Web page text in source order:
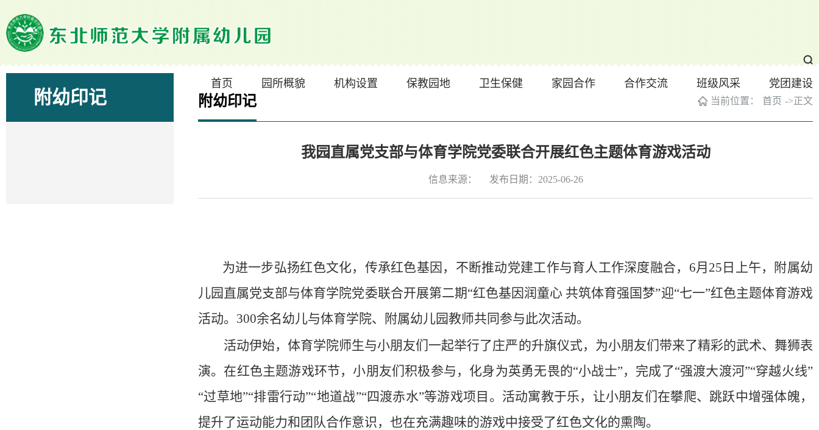
首页 园所概貌 机构设置 保教园地 卫生保健 家园合作 合作交流 班级风采 党团建设
附幼印记 附幼印记 当前位置： 首页 ->正文
我园直属党支部与体育学院党委联合开展红色主题体育游戏活动
信息来源： 发布日期：2025-06-26
为进一步弘扬红色文化，传承红色基因，不断推动党建工作与育人工作深度融合，6月25日上午，附属幼
儿园直属党支部与体育学院党委联合开展第二期“红色基因润童心 共筑体育强国梦”迎“七一”红色主题体育游戏
活动。300余名幼儿与体育学院、附属幼儿园教师共同参与此次活动。
活动伊始，体育学院师生与小朋友们一起举行了庄严的升旗仪式，为小朋友们带来了精彩的武术、舞狮表
演。在红色主题游戏环节，小朋友们积极参与，化身为英勇无畏的“小战士”，完成了“强渡大渡河”“穿越火线”
“过草地”“排雷行动”“地道战”“四渡赤水”等游戏项目。活动寓教于乐，让小朋友们在攀爬、跳跃中增强体魄，
提升了运动能力和团队合作意识，也在充满趣味的游戏中接受了红色文化的熏陶。